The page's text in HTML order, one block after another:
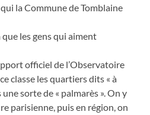
la Commune de Tomblaine
que les gens qui aiment
officiel de l’Observatoire
classe les quartiers dits « à
sorte de « palmarès ». On y
parisienne, puis en région, on